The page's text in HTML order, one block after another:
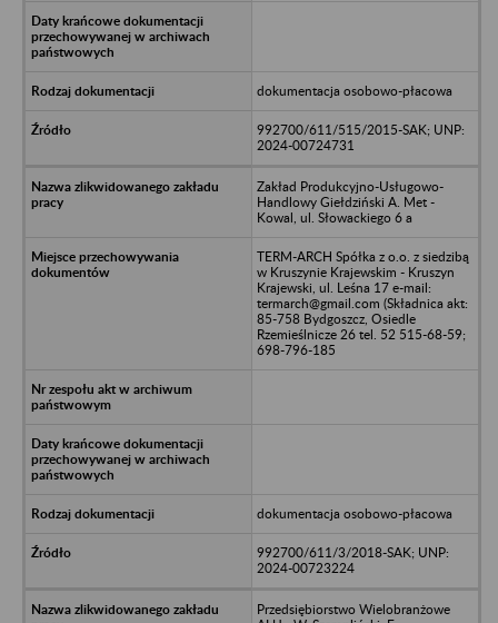
dokumentacja osobowo-płacowa
992700/611/515/2015-SAK; UNP:
2024-00724731
Zakład Produkcyjno-Usługowo-
Handlowy Giełdziński A. Met -
Kowal, ul. Słowackiego 6 a
TERM-ARCH Spółka z o.o. z siedzibą
w Kruszynie Krajewskim - Kruszyn
Krajewski, ul. Leśna 17 e-mail:
termarch@gmail.com (Składnica akt:
85-758 Bydgoszcz, Osiedle
Rzemieślnicze 26 tel. 52 515-68-59;
698-796-185
dokumentacja osobowo-płacowa
992700/611/3/2018-SAK; UNP:
2024-00723224
Przedsiębiorstwo Wielobranżowe